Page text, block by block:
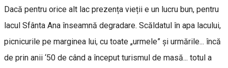
Dacă pentru orice alt lac prezența vieții e un lucru bun, pentru
lacul Sfânta Ana înseamnă degradare. Scăldatul în apa lacului,
picnicurile pe marginea lui, cu toate „urmele” și urmările... încă
de prin anii ‘50 de când a început turismul de masă... totul a